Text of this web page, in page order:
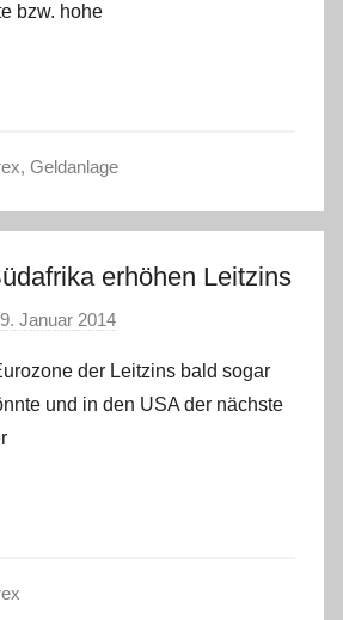
bzw. hohe
, Geldanlage
erhöhen Leitzins
Januar 2014
n
C
der Leitzins bald sogar
und in den USA der nächste